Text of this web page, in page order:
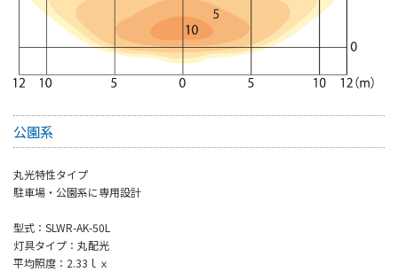
公園系
丸光特性タイプ
駐車場・公園系に専用設計
型式：SLWR-AK-50L
灯具タイプ：丸配光
平均照度：2.33ｌｘ